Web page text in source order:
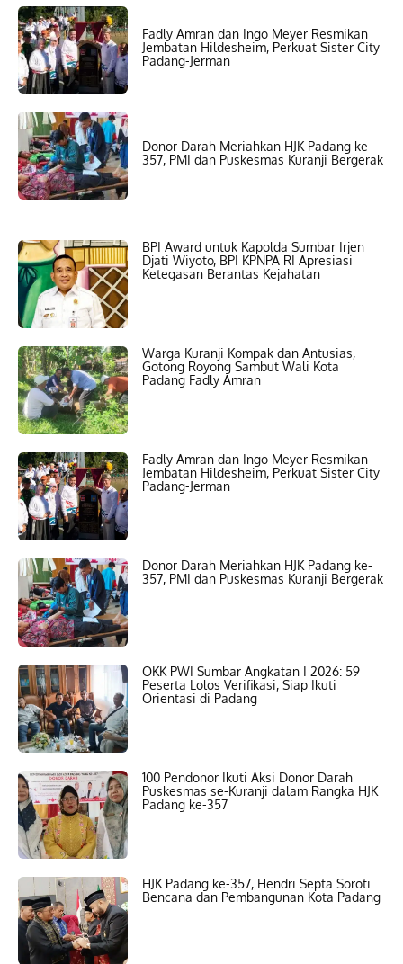
Fadly Amran dan Ingo Meyer Resmikan
Jembatan Hildesheim, Perkuat Sister City
Padang-Jerman
Donor Darah Meriahkan HJK Padang ke-
357, PMI dan Puskesmas Kuranji Bergerak
BPI Award untuk Kapolda Sumbar Irjen
Djati Wiyoto, BPI KPNPA RI Apresiasi
Ketegasan Berantas Kejahatan
Warga Kuranji Kompak dan Antusias,
Gotong Royong Sambut Wali Kota
Padang Fadly Amran
Fadly Amran dan Ingo Meyer Resmikan
Jembatan Hildesheim, Perkuat Sister City
Padang-Jerman
Donor Darah Meriahkan HJK Padang ke-
357, PMI dan Puskesmas Kuranji Bergerak
OKK PWI Sumbar Angkatan I 2026: 59
Peserta Lolos Verifikasi, Siap Ikuti
Orientasi di Padang
100 Pendonor Ikuti Aksi Donor Darah
Puskesmas se-Kuranji dalam Rangka HJK
Padang ke-357
HJK Padang ke-357, Hendri Septa Soroti
Bencana dan Pembangunan Kota Padang